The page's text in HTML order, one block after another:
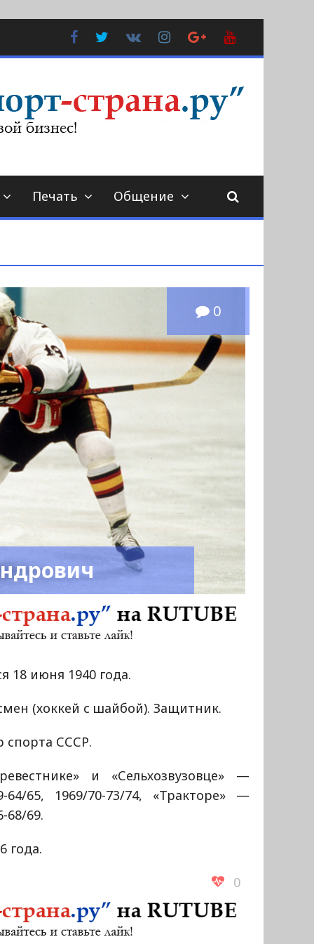
FacebookTwitter
Контакте
Instagram
Google
Plus
Печать Общение
0
18 июня 1940 года.
(хоккей с шайбой). Защитник.
спорта СССР.
и «Сельхозвузовце» —
64/65, 1969/70-73/74, «Тракторе» —
68/69.
года.
0